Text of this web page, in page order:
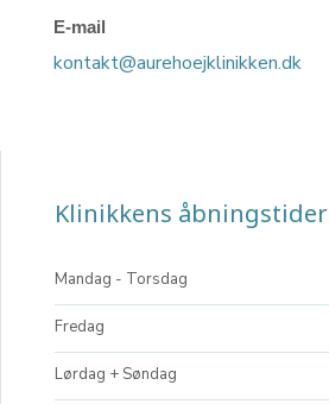
E-mail
kontakt@aurehoejklinikken.dk
Klinikkens åbningstider​
Mandag​ - Torsdag
Fredag
Lørdag + Søndag